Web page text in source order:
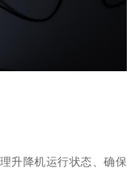
升降机运行状态、确保